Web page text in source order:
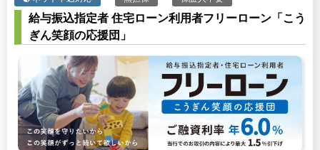
給与振込指定者 住宅ローン利用者フリーローン「こう
ぎん笑顔の応援団」